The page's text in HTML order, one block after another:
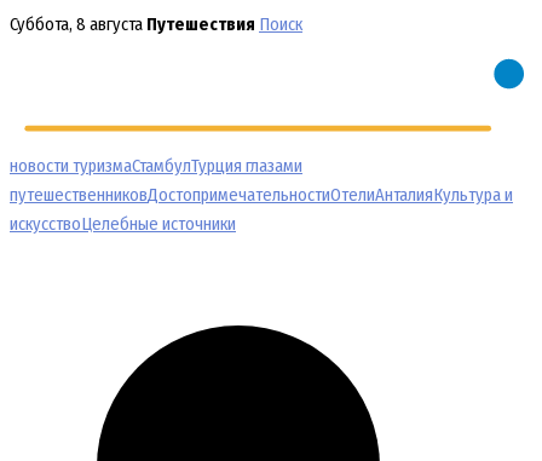
Перейти
Суббота, 8 августа Путешествия Поиск
новости туризмаСтамбулТурция глазами
путешественниковДостопримечательностиОтелиАнталияКультура и
искусствоЦелебные источники